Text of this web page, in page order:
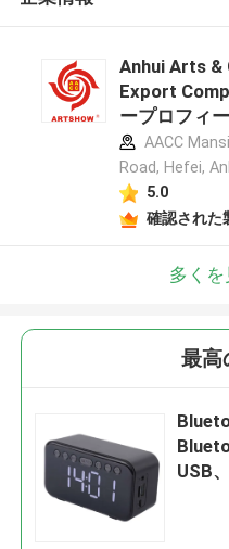
Anhui Arts
Export
ープロフィ
AACC
Road, Hefei,
5.0
確認された
多く
最高
USB